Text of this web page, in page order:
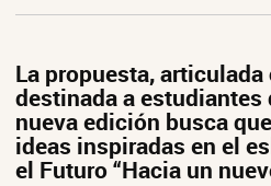
La propuesta,
destinada a
nueva edición busca
ideas inspiradas en el
el Futuro “Hacia un